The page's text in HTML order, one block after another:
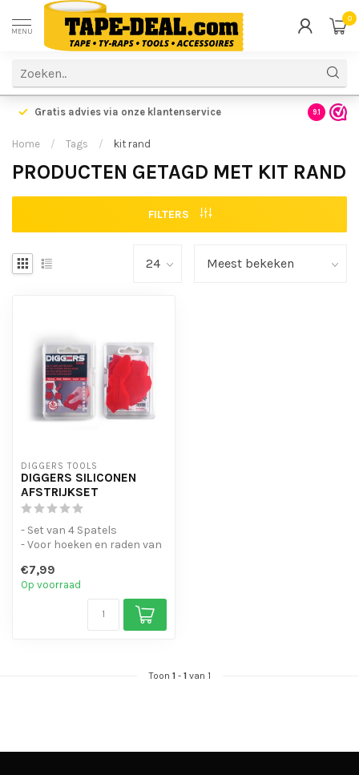
MENU
0
Gratis advies via onze klantenservice 9.1
Home / Tags / kit rand
PRODUCTEN GETAGD MET KIT RAND
FILTERS
DIGGERS TOOLS
DIGGERS SILICONEN
AFSTRIJKSET
- Set van 4 Spatels
- Voor hoeken en raden van
- Voor een Profess...
€7,99
Op voorraad
Toon 1- 1van 1